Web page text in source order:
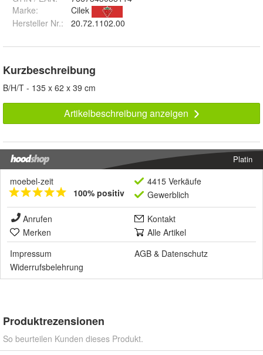
Marke:
Cilek
Hersteller Nr.:
20.72.1102.00
Kurzbeschreibung
B/H/T - 135 x 62 x 39 cm
Artikelbeschreibung anzeigen
Platin
moebel-zeit
100% positiv
4415 Verkäufe
Gewerblich
Anrufen
Kontakt
Merken
Alle Artikel
Impressum
AGB & Datenschutz
Widerrufsbelehrung
Produktrezensionen
So beurteilen Kunden dieses Produkt.